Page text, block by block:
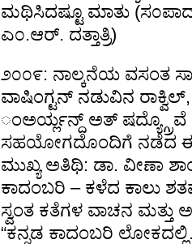
ಮಥಿಸಿದಷ್ಟೂ ಮಾತು
ಎ೦.ಆರ್. ದತ್ತಾತ್ರಿ)
೨೦೦೯: ನಾಲ್ಕನೆಯ ವಸಂತ
ವಾಷಿಂಗ್ಟನ್ ನಡುವಿನ
ಂಅರ್ಯ್ಲನ್ದ್ ಅತ್ ಷದ್ಯ್ಗ್ರೊವೆ
ಸಹಯೋಗದೊಂದಿಗೆ ನಡೆದ ಈ
ಮುಖ್ಯ ಅತಿಥಿ: ಡಾ. ವೀಣಾ
ಕಾದಂಬರಿ – ಕಳೆದ ಕಾಲು
ಸ್ವಂತ ಕತೆಗಳ ವಾಚನ ಮತ್ತು
“ಕನ್ನಡ ಕಾದಂಬರಿ